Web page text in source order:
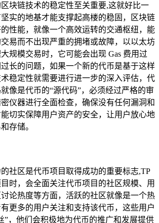
块链技术的稳定性至关重要,这就好比一
实的地基才能支撑起高楼的稳固，区块链
性能，就像一个高效运转的交通枢纽，能
易而不出现严重的拥堵或故障，以以太坊
规模交易时，它可能会出现 Gas 费用过
长的问题，如果一个新的代币是基于这样
稳定性就需要进行进一步的深入评估，代
像是代币的“源代码”，必须经过严格的审
仪器进行全面检查，确保没有任何漏洞和
切实保障用户资产的安全，让用户放心地
存储。
社区是代币项目取得成功的重要标志,TP
时，会全面关注代币项目的社区规模、用
论热度等方面，活跃的社区就像是一个热
更多的用户关注和支持该代币，这些用户
”，他们会积极地为代币的推广和发展提供